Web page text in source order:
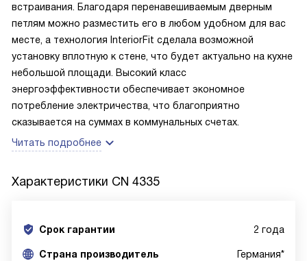
встраивания. Благодаря перенавешиваемым дверным
петлям можно разместить его в любом удобном для вас
месте, а технология InteriorFit сделала возможной
установку вплотную к стене, что будет актуально на кухне
небольшой площади. Высокий класс
энергоэффективности обеспечивает экономное
потребление электричества, что благоприятно
сказывается на суммах в коммунальных счетах.
Читать подробнее
Характеристики CN 4335
Срок гарантии 2 года
Cтрана производитель Германия*